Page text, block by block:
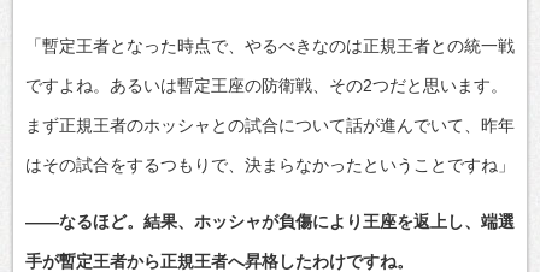
「暫定王者となった時点で、やるべきなのは正規王者との統一戦
ですよね。あるいは暫定王座の防衛戦、その2つだと思います。
まず正規王者のホッシャとの試合について話が進んでいて、昨年
はその試合をするつもりで、決まらなかったということですね」
――なるほど。結果、ホッシャが負傷により王座を返上し、端選
手が暫定王者から正規王者へ昇格したわけですね。